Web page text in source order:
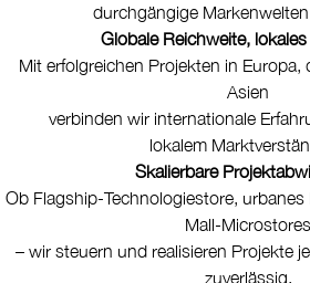
durchgängige Markenwelten
Globale Reichweite,
Mit erfolgreichen Projekten in
Asien
verbinden wir internationale
lokalem
Skalierbare
Ob Flagship-Technologiestore,
Mall-Microstores
– wir steuern und realisieren Projekte
zuverlässig.